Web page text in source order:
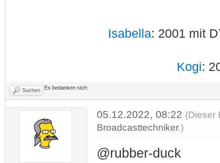
Isabella: 2001 mit
Kogi:
Suchen Es bedanken sich:
05.12.2022, 08:22 (Dieser
Broadcasttechniker.)
@rubber-duck